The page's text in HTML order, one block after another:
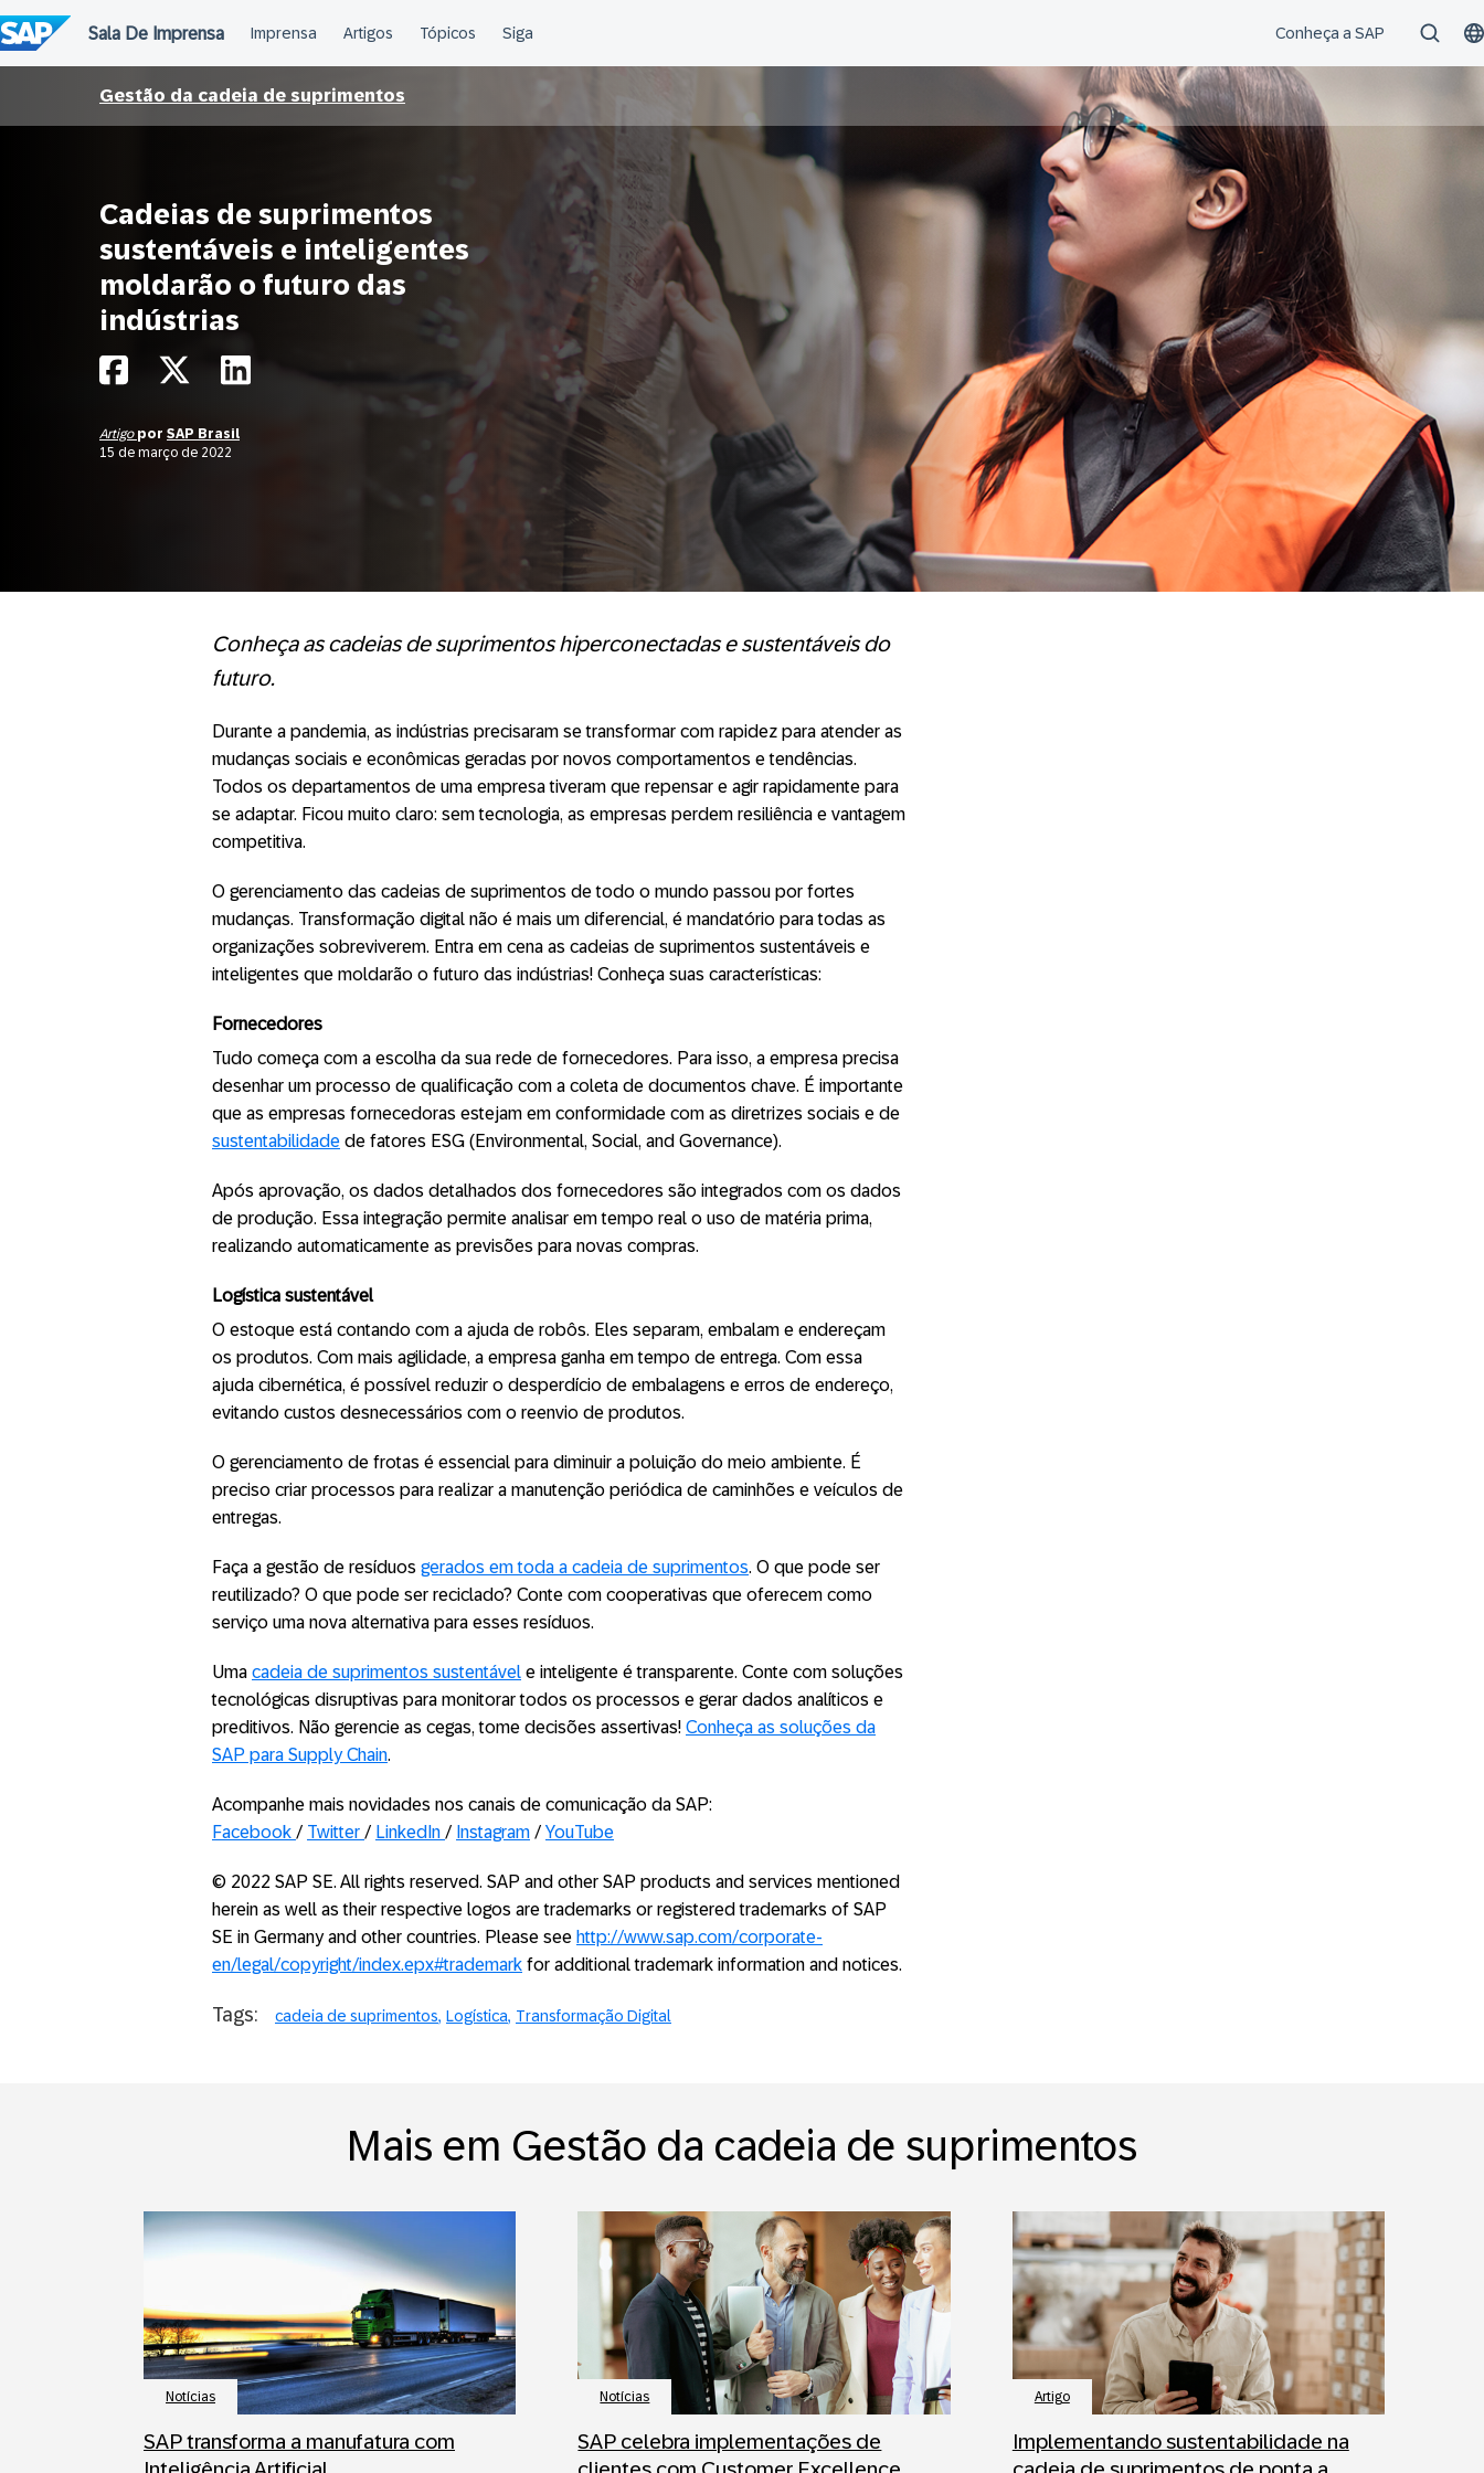
para
o
conteúdo
Gestão da cadeia de suprimentos
Cadeias de suprimentos
sustentáveis e inteligentes
moldarão o futuro das
indústrias
Artigo por SAP Brasil
15 de março de 2022
Conheça as cadeias de suprimentos hiperconectadas e sustentáveis do
futuro.
Durante a pandemia, as indústrias precisaram se transformar com rapidez para atender as
mudanças sociais e econômicas geradas por novos comportamentos e tendências.
Todos os departamentos de uma empresa tiveram que repensar e agir rapidamente para
se adaptar. Ficou muito claro: sem tecnologia, as empresas perdem resiliência e vantagem
competitiva.
O gerenciamento das cadeias de suprimentos de todo o mundo passou por fortes
mudanças. Transformação digital não é mais um diferencial, é mandatório para todas as
organizações sobreviverem. Entra em cena as cadeias de suprimentos sustentáveis e
inteligentes que moldarão o futuro das indústrias! Conheça suas características:
Fornecedores
Tudo começa com a escolha da sua rede de fornecedores. Para isso, a empresa precisa
desenhar um processo de qualificação com a coleta de documentos chave. É importante
que as empresas fornecedoras estejam em conformidade com as diretrizes sociais e de
sustentabilidade de fatores ESG (Environmental, Social, and Governance).
Após aprovação, os dados detalhados dos fornecedores são integrados com os dados
de produção. Essa integração permite analisar em tempo real o uso de matéria prima,
realizando automaticamente as previsões para novas compras.
Logística sustentável
O estoque está contando com a ajuda de robôs. Eles separam, embalam e endereçam
os produtos. Com mais agilidade, a empresa ganha em tempo de entrega. Com essa
ajuda cibernética, é possível reduzir o desperdício de embalagens e erros de endereço,
evitando custos desnecessários com o reenvio de produtos.
O gerenciamento de frotas é essencial para diminuir a poluição do meio ambiente. É
preciso criar processos para realizar a manutenção periódica de caminhões e veículos de
entregas.
Faça a gestão de resíduos gerados em toda a cadeia de suprimentos. O que pode ser
reutilizado? O que pode ser reciclado? Conte com cooperativas que oferecem como
serviço uma nova alternativa para esses resíduos.
Uma cadeia de suprimentos sustentável e inteligente é transparente. Conte com soluções
tecnológicas disruptivas para monitorar todos os processos e gerar dados analíticos e
preditivos. Não gerencie as cegas, tome decisões assertivas! Conheça as soluções da
SAP para Supply Chain.
Acompanhe mais novidades nos canais de comunicação da SAP:
Facebook / Twitter / LinkedIn / Instagram / YouTube
© 2022 SAP SE. All rights reserved. SAP and other SAP products and services mentioned
herein as well as their respective logos are trademarks or registered trademarks of SAP
SE in Germany and other countries. Please see http://www.sap.com/corporate-
en/legal/copyright/index.epx#trademark for additional trademark information and notices.
Tags: cadeia de suprimentos Logística Transformação Digital
Mais em Gestão da cadeia de suprimentos
Notícias
SAP transforma a manufatura com
Notícias
SAP celebra implementações de
Artigo
Implementando sustentabilidade na